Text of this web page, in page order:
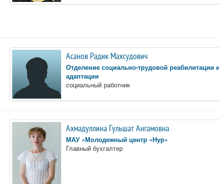
Асанов Радик Махсудович
Отделение социально-трудовой реабилитации
адаптации
социальный работник
Ахмадуллина Гульшат Ангамовна
МАУ «Молодежный центр «Нур»
Главный бухгалтер